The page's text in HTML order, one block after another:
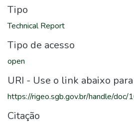
Tipo
Technical Report
Tipo de acesso
open
URI - Use o link abaixo
https://rigeo.sgb.gov.br/handle/doc/
Citação